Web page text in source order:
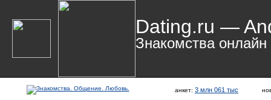
Dating.ru —
Знакомства онлайн
анкет: 3 млн 061 тыс